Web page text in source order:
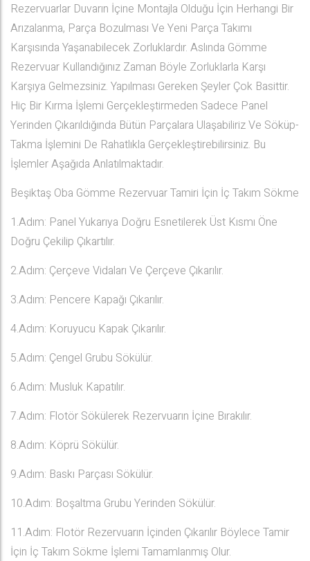
Rezervuarlar Duvarın İçine Montajla Olduğu İçin Herhangi Bir
Arızalanma, Parça Bozulması Ve Yeni Parça Takımı
Karşısında Yaşanabilecek Zorluklardır. Aslında Gömme
Rezervuar Kullandığınız Zaman Böyle Zorluklarla Karşı
Karşıya Gelmezsiniz. Yapılması Gereken Şeyler Çok Basittir.
Hiç Bir Kırma İşlemi Gerçekleştirmeden Sadece Panel
Yerinden Çıkarıldığında Bütün Parçalara Ulaşabiliriz Ve Söküp-
Takma İşlemini De Rahatlıkla Gerçekleştirebilirsiniz. Bu
İşlemler Aşağıda Anlatılmaktadır.
Beşiktaş Oba Gömme Rezervuar Tamiri İçin İç Takım Sökme
1.Adım: Panel Yukarıya Doğru Esnetilerek Üst Kısmı Öne
Doğru Çekilip Çıkartılır.
2.Adım: Çerçeve Vidaları Ve Çerçeve Çıkarılır.
3.Adım: Pencere Kapağı Çıkarılır.
4.Adım: Koruyucu Kapak Çıkarılır.
5.Adım: Çengel Grubu Sökülür.
6.Adım: Musluk Kapatılır.
7.Adım: Flotör Sökülerek Rezervuarın İçine Bırakılır.
8.Adım: Köprü Sökülür.
9.Adım: Baskı Parçası Sökülür.
10.Adım: Boşaltma Grubu Yerinden Sökülür.
11.Adım: Flotör Rezervuarın İçinden Çıkarılır Böylece Tamir
İçin İç Takım Sökme İşlemi Tamamlanmış Olur.